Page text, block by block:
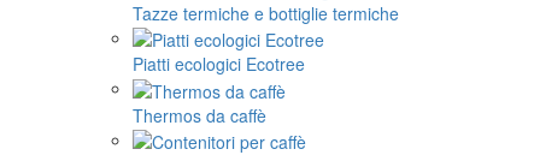
Tazze termiche e bottiglie termiche
Piatti ecologici Ecotree
Thermos da caffè